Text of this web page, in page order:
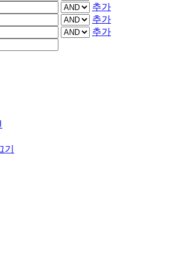
추가
추가
추가